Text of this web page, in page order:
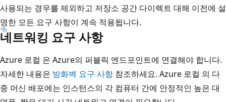
사용되는 경우를 제외하고 저장소 공간 다이렉트 대해 이전에 설
명한 모든 요구 사항이 계속 적용됩니다.
네트워킹 요구 사항
Azure 로컬 은 Azure의 퍼블릭 엔드포인트에 연결해야 합니다.
자세한 내용은 방화벽 요구 사항 참조하세요. Azure 로컬 의 다
중 머신 배포에는 인스턴스의 각 컴퓨터 간에 안정적인 높은 대